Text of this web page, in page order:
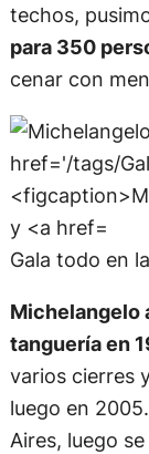
techos,
para 350
cenar con
Gala todo en
Michelangelo
tanguería en
varios cierres
luego en
Aires, luego